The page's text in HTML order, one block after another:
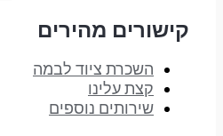
קישורים מהירים
השכרת ציוד לבמה
קצת עלינו
שירותים נוספים